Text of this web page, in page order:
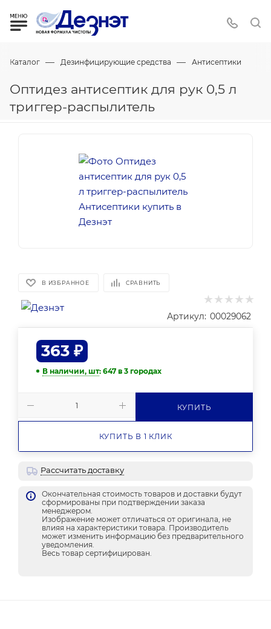
Каталог — Дезинфицирующие средства — Антисептики
Оптидез антисептик для рук 0,5 л
триггер-распылитель
В ИЗБРАННОЕ СРАВНИТЬ
Артикул: 00029062
363 ₽
В наличии, шт: 647 в 3 городах
КУПИТЬ
КУПИТЬ В 1 КЛИК
Рассчитать доставку
Окончательная стоимость товаров и доставки будут
сформированы при подтверждении заказа
менеджером.
Изображение может отличаться от оригинала, не
влияя на характеристики товара. Производитель
может изменить информацию без предварительного
уведомления.
Весь товар сертифицирован.